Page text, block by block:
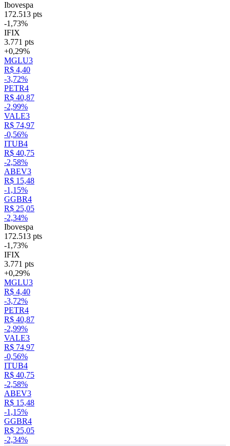
Ibovespa
172.513 pts
-1,73%
IFIX
3.771 pts
+0,29%
MGLU3
R$ 4,40
-3,72%
PETR4
R$ 40,87
-2,99%
VALE3
R$ 74,97
-0,56%
ITUB4
R$ 40,75
-2,58%
ABEV3
R$ 15,48
-1,15%
GGBR4
R$ 25,05
-2,34%
Ibovespa
172.513 pts
-1,73%
IFIX
3.771 pts
+0,29%
MGLU3
R$ 4,40
-3,72%
PETR4
R$ 40,87
-2,99%
VALE3
R$ 74,97
-0,56%
ITUB4
R$ 40,75
-2,58%
ABEV3
R$ 15,48
-1,15%
GGBR4
R$ 25,05
-2,34%